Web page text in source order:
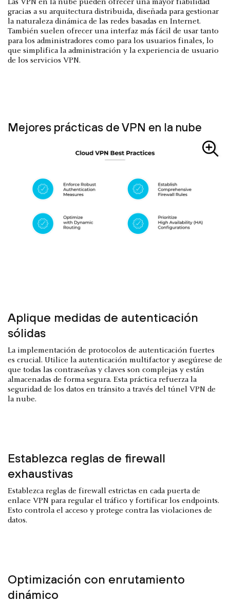
Las VPN en la nube pueden ofrecer una mayor fiabilidad
gracias a su arquitectura distribuida, diseñada para gestionar
la naturaleza dinámica de las redes basadas en Internet.
También suelen ofrecer una interfaz más fácil de usar tanto
para los administradores como para los usuarios finales, lo
que simplifica la administración y la experiencia de usuario
de los servicios VPN.
Mejores prácticas de VPN en la nube
Aplique medidas de autenticación
sólidas
La implementación de protocolos de autenticación fuertes
es crucial. Utilice la autenticación multifactor y asegúrese de
que todas las contraseñas y claves son complejas y están
almacenadas de forma segura. Esta práctica refuerza la
seguridad de los datos en tránsito a través del túnel VPN de
la nube.
Establezca reglas de firewall
exhaustivas
Establezca reglas de firewall estrictas en cada puerta de
enlace VPN para regular el tráfico y fortificar los endpoints.
Esto controla el acceso y protege contra las violaciones de
datos.
Optimización con enrutamiento
dinámico